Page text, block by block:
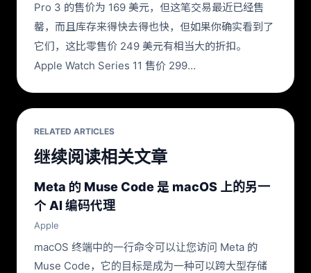
Pro 3 的售价为 169 美元，但这笔交易最近已经售
罄，而且库存来得快去得也快，但如果你确实看到了
它们，这比零售价 249 美元有相当大的折扣。
Apple Watch Series 11 售价 299…
RELATED ARTICLES
继续阅读相关文章
Meta 的 Muse Code 是 macOS 上的另一
个 AI 编码代理
Apple
macOS 终端中的一行命令可以让您访问 Meta 的
Muse Code，它的目标是成为一种可以跨大型存储